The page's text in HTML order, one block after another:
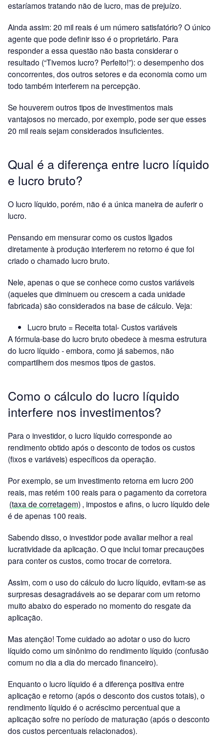
estaríamos tratando não de lucro, mas de prejuízo.
Ainda assim: 20 mil reais é um número satisfatório? O único
agente que pode definir isso é o proprietário. Para
responder a essa questão não basta considerar o
resultado (“Tivemos lucro? Perfeito!”): o desempenho dos
concorrentes, dos outros setores e da economia como um
todo também interferem na percepção.
Se houverem outros tipos de investimentos mais
vantajosos no mercado, por exemplo, pode ser que esses
20 mil reais sejam considerados insuficientes.
Qual é a diferença entre lucro líquido
e lucro bruto?
O lucro líquido, porém, não é a única maneira de auferir o
lucro.
Pensando em mensurar como os custos ligados
diretamente à produção interferem no retorno é que foi
criado o chamado lucro bruto.
Nele, apenas o que se conhece como custos variáveis
(aqueles que diminuem ou crescem a cada unidade
fabricada) são considerados na base de cálculo. Veja:
Lucro bruto = Receita total- Custos variáveis
A fórmula-base do lucro bruto obedece à mesma estrutura
do lucro líquido - embora, como já sabemos, não
compartilhem dos mesmos tipos de gastos.
Como o cálculo do lucro líquido
interfere nos investimentos?
Para o investidor, o lucro líquido corresponde ao
rendimento obtido após o desconto de todos os custos
(fixos e variáveis) específicos da operação.
Por exemplo, se um investimento retorna em lucro 200
reais, mas retém 100 reais para o pagamento da corretora
(taxa de corretagem) , impostos e afins, o lucro líquido dele
é de apenas 100 reais.
Sabendo disso, o investidor pode avaliar melhor a real
lucratividade da aplicação. O que inclui tomar precauções
para conter os custos, como trocar de corretora.
Assim, com o uso do cálculo do lucro líquido, evitam-se as
surpresas desagradáveis ao se deparar com um retorno
muito abaixo do esperado no momento do resgate da
aplicação.
Mas atenção! Tome cuidado ao adotar o uso do lucro
líquido como um sinônimo do rendimento líquido (confusão
comum no dia a dia do mercado financeiro).
Enquanto o lucro líquido é a diferença positiva entre
aplicação e retorno (após o desconto dos custos totais), o
rendimento líquido é o acréscimo percentual que a
aplicação sofre no período de maturação (após o desconto
dos custos percentuais relacionados).